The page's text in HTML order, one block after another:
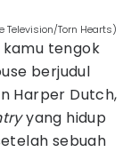
Television/Torn Hearts)
kamu tengok
berjudul
Harper Dutch,
yang hidup
sebuah